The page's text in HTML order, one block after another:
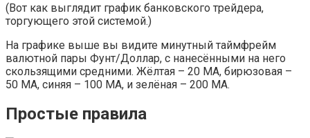
(Вот как выглядит график банковского трейдера,
торгующего этой системой.)
На графике выше вы видите минутный таймфрейм
валютной пары Фунт/Доллар, с нанесёнными на него
скользящими средними. Жёлтая – 20 МА, бирюзовая –
50 МА, синяя – 100 МА, и зелёная – 200 МА.
Простые правила